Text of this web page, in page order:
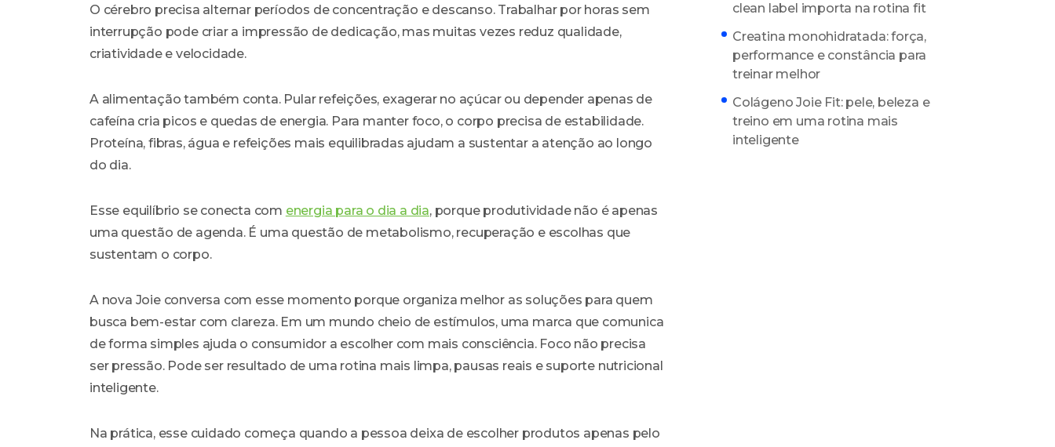
O cérebro precisa alternar períodos de concentração e descanso. Trabalhar por horas sem
interrupção pode criar a impressão de dedicação, mas muitas vezes reduz qualidade,
criatividade e velocidade.
A alimentação também conta. Pular refeições, exagerar no açúcar ou depender apenas de
cafeína cria picos e quedas de energia. Para manter foco, o corpo precisa de estabilidade.
Proteína, fibras, água e refeições mais equilibradas ajudam a sustentar a atenção ao longo
do dia.
Esse equilíbrio se conecta com energia para o dia a dia, porque produtividade não é apenas
uma questão de agenda. É uma questão de metabolismo, recuperação e escolhas que
sustentam o corpo.
A nova Joie conversa com esse momento porque organiza melhor as soluções para quem
busca bem-estar com clareza. Em um mundo cheio de estímulos, uma marca que comunica
de forma simples ajuda o consumidor a escolher com mais consciência. Foco não precisa
ser pressão. Pode ser resultado de uma rotina mais limpa, pausas reais e suporte nutricional
inteligente.
Na prática, esse cuidado começa quando a pessoa deixa de escolher produtos apenas pelo
clean label importa na rotina fit
Creatina monohidratada: força,
performance e constância para
treinar melhor
Colágeno Joie Fit: pele, beleza e
treino em uma rotina mais
inteligente